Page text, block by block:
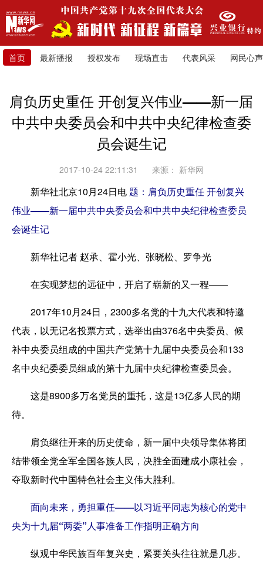
首页 最新播报 授权发布 现场直击 代表风采 网民心声
肩负历史重任 开创复兴伟业——新一届
中共中央委员会和中共中央纪律检查委
员会诞生记
2017-10-24 22:11:31 来源： 新华网
新华社北京10月24日电题：肩负历史重任 开创复兴
伟业——新一届中共中央委员会和中共中央纪律检查委员
会诞生记
新华社记者 赵承、霍小光、张晓松、罗争光
在实现梦想的远征中，开启了崭新的又一程——
2017年10月24日，2300多名党的十九大代表和特邀
代表，以无记名投票方式，选举出由376名中央委员、候
补中央委员组成的中国共产党第十九届中央委员会和133
名中央纪委委员组成的第十九届中央纪律检查委员会。
这是8900多万名党员的重托，这是13亿多人民的期
待。
肩负继往开来的历史使命，新一届中央领导集体将团
结带领全党全军全国各族人民，决胜全面建成小康社会，
夺取新时代中国特色社会主义伟大胜利。
面向未来，勇担重任——以习近平同志为核心的党中
央为十九届“两委”人事准备工作指明正确方向
纵观中华民族百年复兴史，紧要关头往往就是几步。